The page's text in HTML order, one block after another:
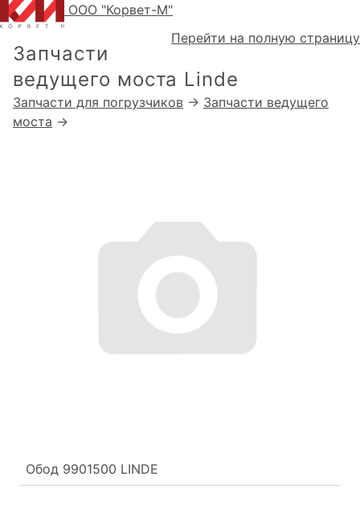
ООО "Корвет-М"
Перейти на полную страницу
Запчасти
ведущего моста Linde
Запчасти для погрузчиков → Запчасти ведущего
моста →
Обод 9901500 LINDE